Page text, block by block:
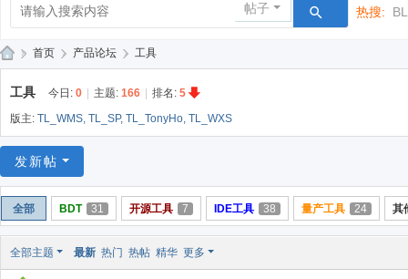
帖子 热搜:
论
坛
» 首页 › 产品论坛 › 工具
工具 今日: 0 主题: 166 排名: 5
版主: TL_WMS, TL_SP, TL_TonyHo, TL_WXS
发新帖
全部 BDT 31 开源工具 7 IDE工具 38 量产工具 24 其
全部主题 最新 热门 热帖 精华 更多